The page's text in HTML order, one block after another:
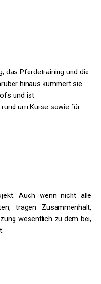
das Pferdetraining und die
hinaus kümmert sie
und ist
um Kurse sowie für
Auch wenn nicht alle
tragen Zusammenhalt,
wesentlich zu dem bei,